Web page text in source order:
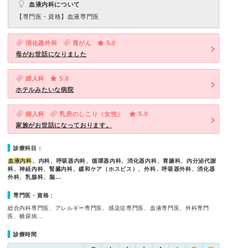
血液内科について
【専門医・資格】 血液専門医
消化器外科 胃がん
5.0
母がお世話になりました
婦人科
5.0
ホテルみたいな病院
婦人科 乳房のしこり（女性）
5.0
家族がお世話になっております。
診療科目：
血液内科 、内科、呼吸器内科、循環器内科、消化器内科、胃腸科、内分泌代謝
科、神経内科、腎臓内科、緩和ケア（ホスピス）、外科、呼吸器外科、消化器
外科、乳腺科、脳…
専門医・資格：
総合内科専門医、アレルギー専門医、感染症専門医、血液専門医、外科専門
医、糖尿病…
診療時間